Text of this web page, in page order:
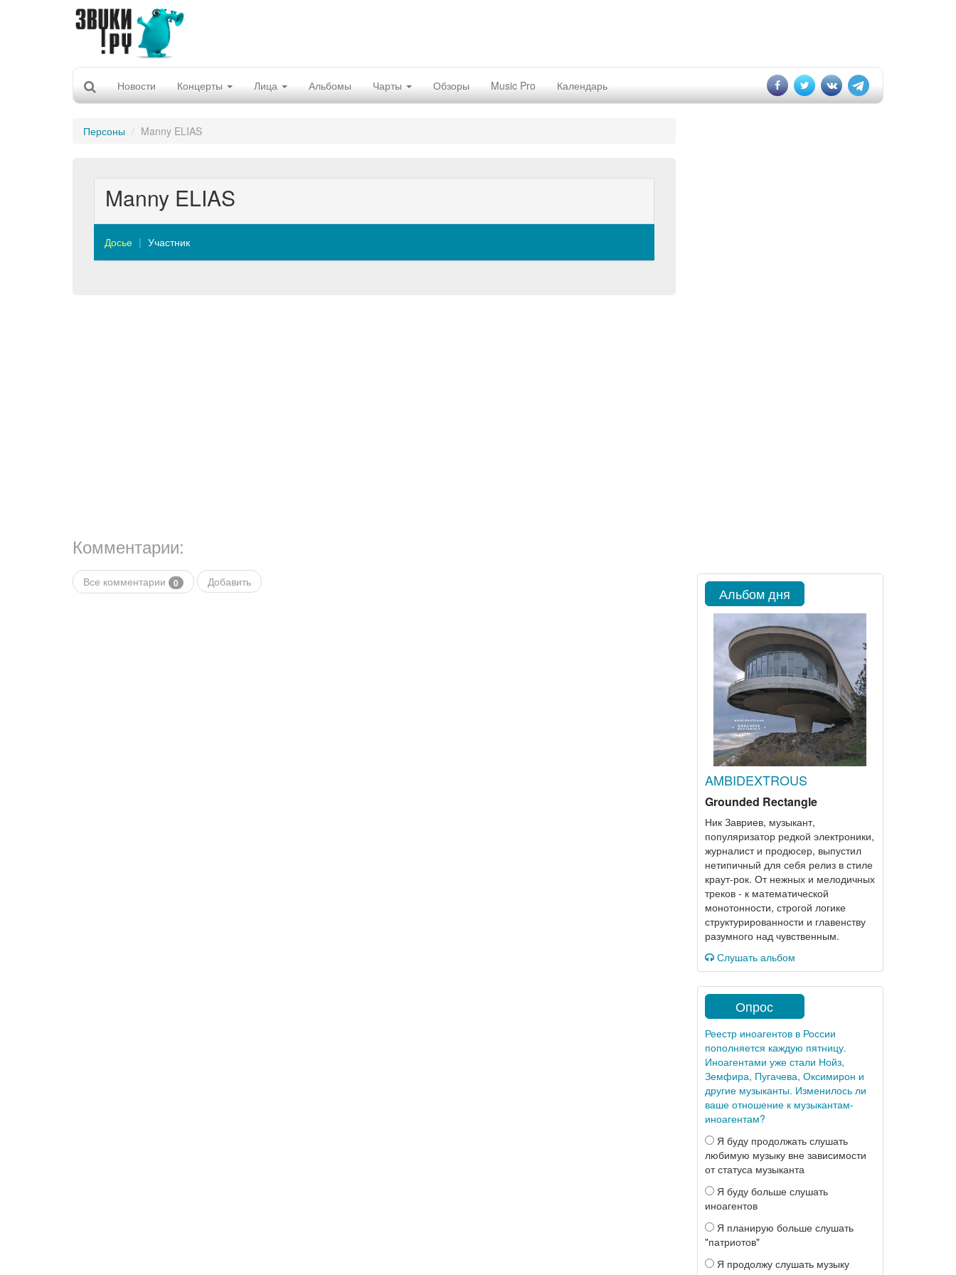
Новости Концерты Лица Альбомы Чарты Обзоры Music Pro Календарь
Персоны Manny ELIAS
Manny ELIAS
Досье Участник
Комментарии:
Все комментарии 0 Добавить
Альбом дня
AMBIDEXTROUS
Grounded Rectangle
Ник Завриев, музыкант,
популяризатор редкой электроники,
журналист и продюсер, выпустил
нетипичный для себя релиз в стиле
краут-рок. От нежных и мелодичных
треков - к математической
монотонности, строгой логике
структурированности и главенству
разумного над чувственным.
Слушать альбом
Опрос
Реестр иноагентов в России
пополняется каждую пятницу.
Иноагентами уже стали Нойз,
Земфира, Пугачева, Оксимирон и
другие музыканты. Изменилось ли
ваше отношение к музыкантам-
иноагентам?
Я буду продолжать слушать
любимую музыку вне зависимости
от статуса музыканта
Я буду больше слушать
иноагентов
Я планирую больше слушать
"патриотов"
Я продолжу слушать музыку